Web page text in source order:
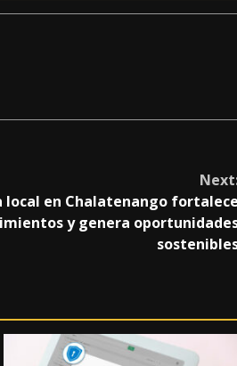
local en Chalatenango
y genera